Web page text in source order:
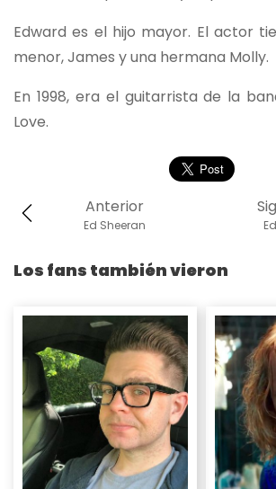
Edward es el hijo mayor. El actor
menor, James y una hermana Molly.
En 1998, era el guitarrista de la
Love.
Anterior
Ed Sheeran
Los fans también vieron